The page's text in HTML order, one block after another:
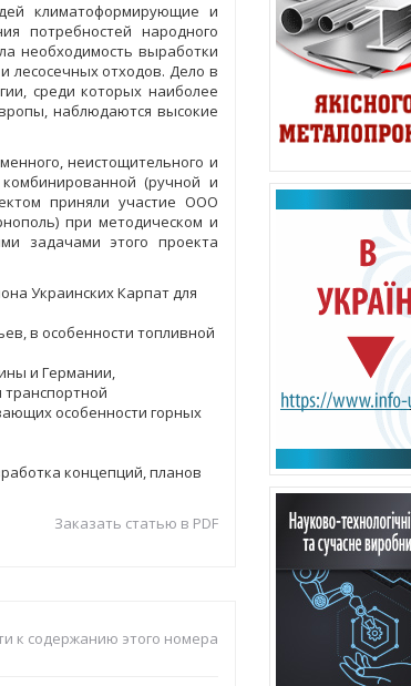
климатоформирующие и
потребностей народного
необходимость выработки
лесосечных отходов. Дело в
среди которых наиболее
наблюдаются высокие
неистощительного и
(ручной и
приняли участие ООО
при методическом и
задачами этого проекта
Украинских Карпат для
в особенности топливной
и Германии,
особенности горных
концепций, планов
Заказать статью в PDF
к содержанию этого номера